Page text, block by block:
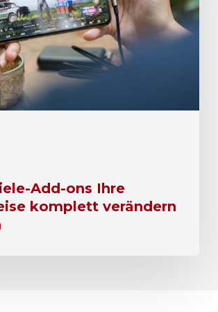
Add-ons Ihre
komplett verändern